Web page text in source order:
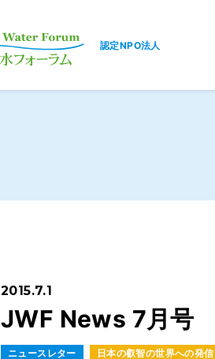
認定NPO法人
2015.7.1
JWF News 7月号
ニュースレター 日本の叡智の世界への発信